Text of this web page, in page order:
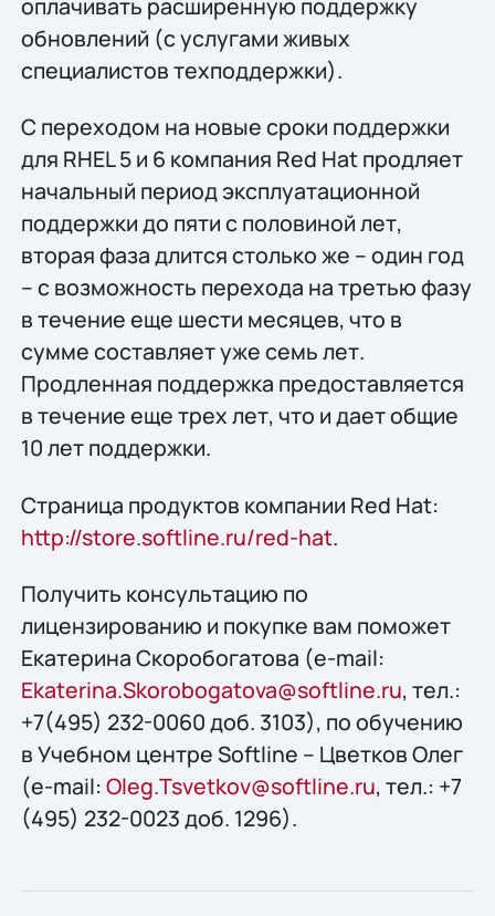
оплачивать расширенную поддержку
обновлений (с услугами живых
специалистов техподдержки).
С переходом на новые сроки поддержки
для RHEL 5 и 6 компания Red Hat продляет
начальный период эксплуатационной
поддержки до пяти с половиной лет,
вторая фаза длится столько же – один год
– с возможность перехода на третью фазу
в течение еще шести месяцев, что в
сумме составляет уже семь лет.
Продленная поддержка предоставляется
в течение еще трех лет, что и дает общие
10 лет поддержки.
Страница продуктов компании Red Hat:
http://store.softline.ru/red-hat.
Получить конcультацию по
лицензированию и покупке вам поможет
Екатерина Скоробогатова (e-mail:
Ekaterina.Skorobogatova@softline.ru, тел.:
+7(495) 232-0060 доб. 3103), по обучению
в Учебном центре Softline – Цветков Олег
(e-mail: Oleg.Tsvetkov@softline.ru, тел.: +7
(495) 232-0023 доб. 1296).